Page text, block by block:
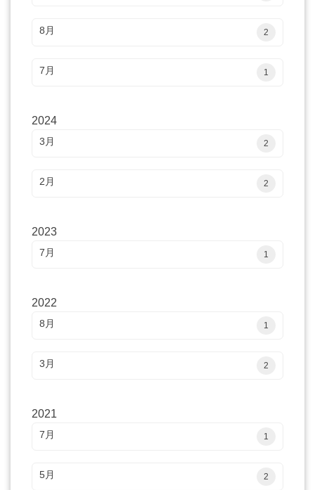
8月 2
7月 1
2024
3月 2
2月 2
2023
7月 1
2022
8月 1
3月 2
2021
7月 1
5月 2